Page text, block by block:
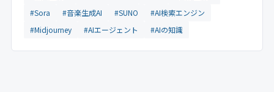
#Sora
#音楽生成AI #SUNO
#AI検索エンジン
#Midjourney
#AIエージェント #AIの知識